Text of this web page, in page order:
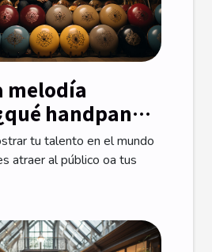
melodía
handpan
empezar?
tu talento en el mundo
atraer al público oa tus